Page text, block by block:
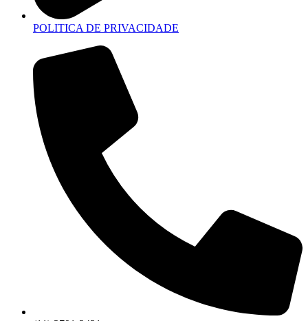
POLITICA DE PRIVACIDADE